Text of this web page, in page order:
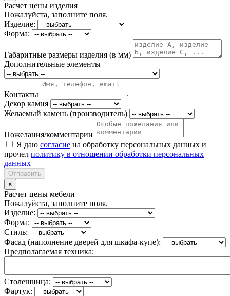
Расчет цены изделия
Пожалуйста, заполните поля.
Изделие:
Форма:
Габаритные размеры изделия (в мм)
Дополнительные элементы
Контакты
Декор камня
Желаемый камень (производитель)
Пожелания/комментарии
Я даю согласие на обработку персональных данных и
прочел политику в отношении обработки персональных
данных
Отправить
×
Расчет цены мебели
Пожалуйста, заполните поля.
Изделие:
Форма:
Стиль:
Фасад (наполнение дверей для шкафа-купе):
Предполагаемая техника:
Столешница:
Фартук: